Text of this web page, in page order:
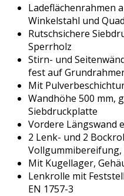
Ladeflächenrahmen
Winkelstahl und
Rutschsichere
Sperrholz
Stirn- und
fest auf
Mit
Wandhöhe 500 mm,
Siebdruckplatte
Vordere Längswand
2 Lenk- und 2
Vollgummibereifung,
Mit Kugellager,
Lenkrolle mit
EN 1757-3